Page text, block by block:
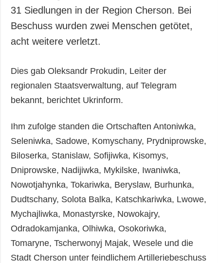
31 Siedlungen in der Region Cherson. Bei
Beschuss wurden zwei Menschen getötet,
acht weitere verletzt.
Dies gab Oleksandr Prokudin, Leiter der
regionalen Staatsverwaltung, auf Telegram
bekannt, berichtet Ukrinform.
Ihm zufolge standen die Ortschaften Antoniwka,
Seleniwka, Sadowe, Komyschany, Prydniprowske,
Biloserka, Stanislaw, Sofijiwka, Kisomys,
Dniprowske, Nadijiwka, Mykilske, Iwaniwka,
Nowotjahynka, Tokariwka, Beryslaw, Burhunka,
Dudtschany, Solota Balka, Katschkariwka, Lwowe,
Mychajliwka, Monastyrske, Nowokajry,
Odradokamjanka, Olhiwka, Osokoriwka,
Tomaryne, Tscherwonyj Majak, Wesele und die
Stadt Cherson unter feindlichem Artilleriebeschuss